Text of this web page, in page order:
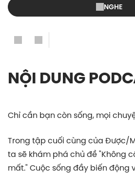
NGHE
NỘI DUNG
Chỉ cần bạn còn sống, mọi
Trong tập cuối cùng của Được/
ta sẽ khám phá chủ đề "Không
mất." Cuộc sống đầy biến động